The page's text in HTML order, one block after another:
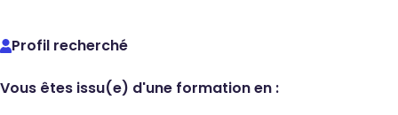
Profil recherché
Vous êtes issu(e) d'une formation en :